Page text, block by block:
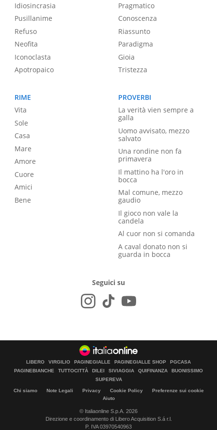
Idiosincrasia
Pusillanime
Refuso
Neofita
Iconoclasta
Apotropaico
Pragmatico
Conoscenza
Riassunto
Paradigma
Gioia
Tristezza
RIME
Vita
Sole
Casa
Mare
Amore
Cuore
Amici
Bene
PROVERBI
La verità vien sempre a
galla
Uomo avvisato, mezzo
salvato
Una rondine non fa
primavera
Il mattino ha l'oro in
bocca
Mal comune, mezzo
gaudio
Il gioco non vale la
candela
Al cuor non si comanda
A caval donato non si
guarda in bocca
Seguici su
LIBERO VIRGILIO PAGINEGIALLE PAGINEGIALLE SHOP
PGCASA
PAGINEBIANCHE
TUTTOCITTÀ DILEI SIVIAGGIA QUIFINANZA
BUONISSIMO
SUPEREVA
Chi siamo Note Legali Privacy Cookie Policy
Preferenze sui cookie
Aiuto
© Italiaonline S.p.A. 2026
Direzione e coordinamento di Libero Acquisition S.á r.l.
P. IVA 03970540963